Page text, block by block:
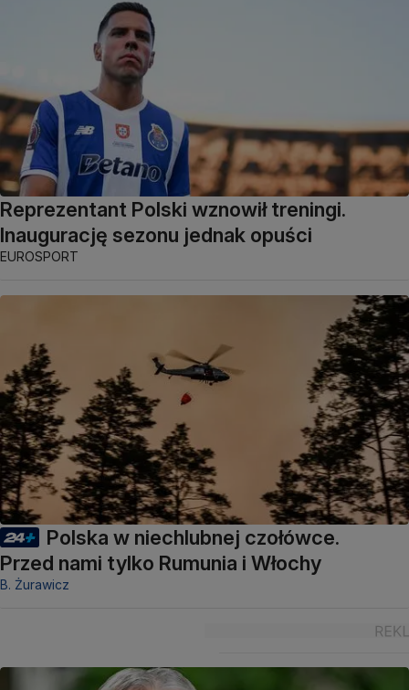
Reprezentant Polski wznowił treningi.
Inaugurację sezonu jednak opuści
EUROSPORT
Polska w niechlubnej czołówce.
Przed nami tylko Rumunia i Włochy
B. Żurawicz